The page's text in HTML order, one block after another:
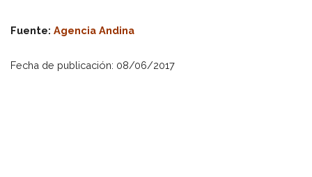
Fuente: Agencia Andina
Fecha de publicación: 08/06/2017